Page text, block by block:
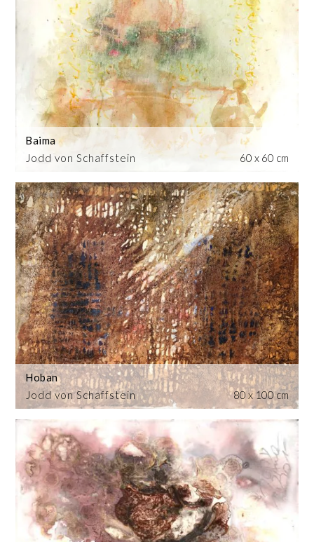
Jodd von Schaffstein
Baima
60 x 60 cm
Jodd von Schaffstein
Hoban
80 x 100 cm